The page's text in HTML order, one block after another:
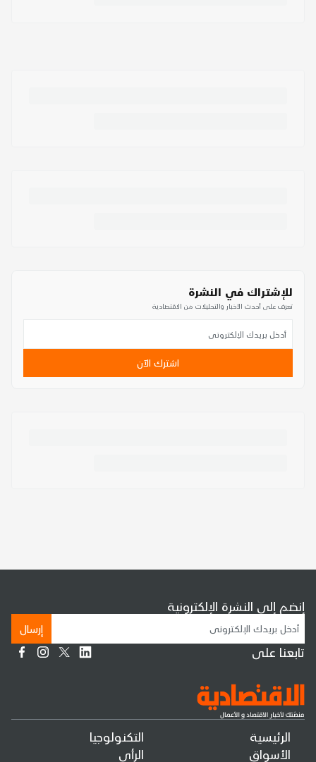
للإشتراك في النشرة
تعرف على أحدث الأخبار والتحليلات من الاقتصادية
اشترك الآن
الرئيسية
الأسواق
التكنولوجيا
الرأي
إنضم إلى النشرة الإلكترونية
إرسال
تابعنا على